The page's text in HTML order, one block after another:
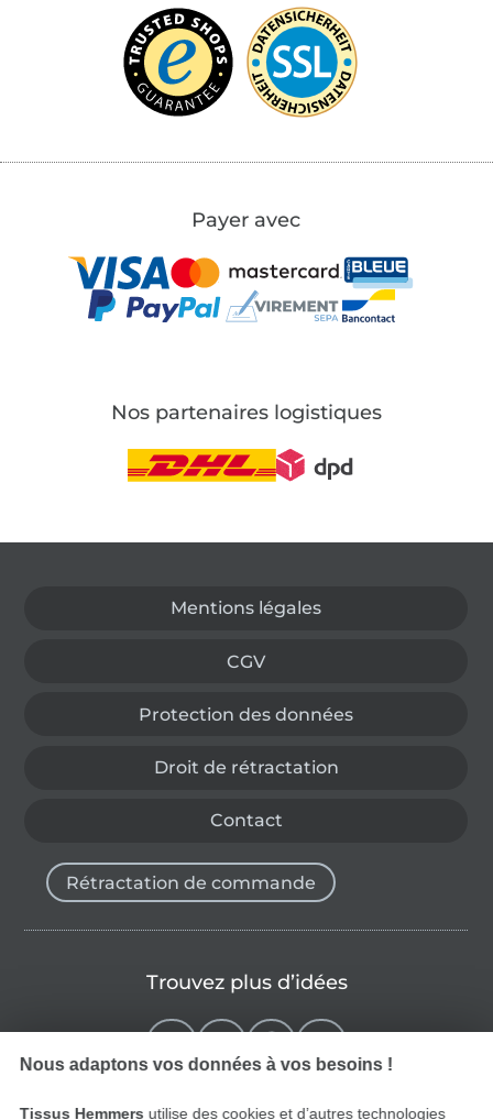
Payer avec
Nos partenaires logistiques
Mentions légales
CGV
Protection des données
Droit de rétractation
Contact
Rétractation de commande
Trouvez plus d’idées
Nous adaptons vos données à vos besoins !
Tissus Hemmers utilise des cookies et d’autres technologies